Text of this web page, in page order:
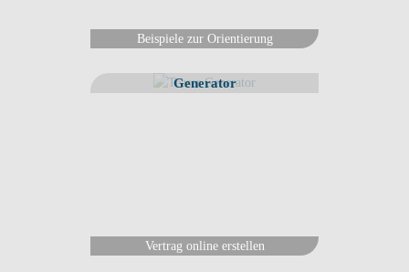
Beispiele zur Orientierung
Generator
Vertrag online erstellen